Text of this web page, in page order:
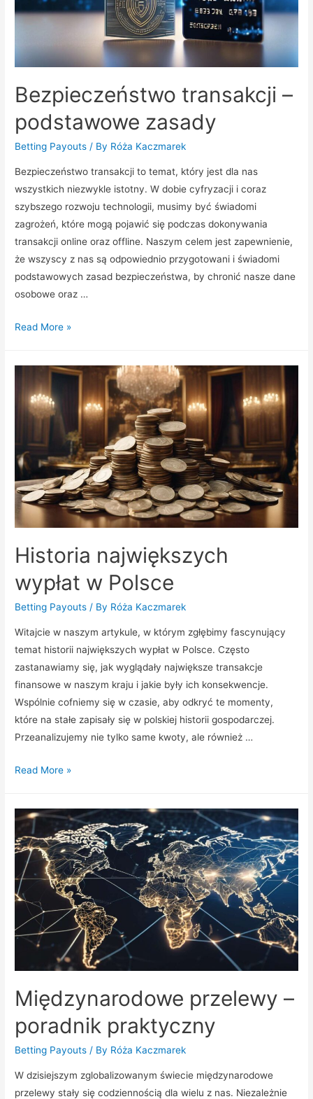
Bezpieczeństwo transakcji –
podstawowe zasady
Betting Payouts / By Róża Kaczmarek
Bezpieczeństwo transakcji to temat, który jest dla nas
wszystkich niezwykle istotny. W dobie cyfryzacji i coraz
szybszego rozwoju technologii, musimy być świadomi
zagrożeń, które mogą pojawić się podczas dokonywania
transakcji online oraz offline. Naszym celem jest zapewnienie,
że wszyscy z nas są odpowiednio przygotowani i świadomi
podstawowych zasad bezpieczeństwa, by chronić nasze dane
osobowe oraz …
Bezpieczeństwo
podstawowe
zasady
Read More »
Historia największych
wypłat w Polsce
Betting Payouts / By Róża Kaczmarek
Witajcie w naszym artykule, w którym zgłębimy fascynujący
temat historii największych wypłat w Polsce. Często
zastanawiamy się, jak wyglądały największe transakcje
finansowe w naszym kraju i jakie były ich konsekwencje.
Wspólnie cofniemy się w czasie, aby odkryć te momenty,
które na stałe zapisały się w polskiej historii gospodarczej.
Przeanalizujemy nie tylko same kwoty, ale również …
Historia
w
Polsce
Read More »
Międzynarodowe przelewy –
poradnik praktyczny
Betting Payouts / By Róża Kaczmarek
W dzisiejszym zglobalizowanym świecie międzynarodowe
przelewy stały się codziennością dla wielu z nas. Niezależnie